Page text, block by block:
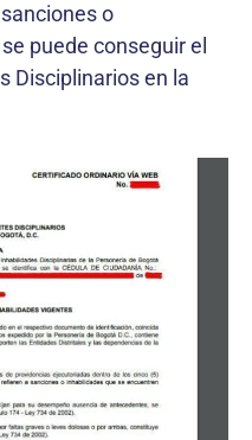
o
puede conseguir el
Disciplinarios en la